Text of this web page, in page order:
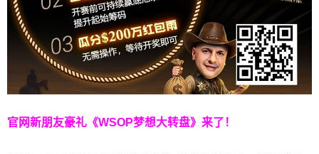
官网新朋友豪礼 《WSOP梦想大转盘》来了！